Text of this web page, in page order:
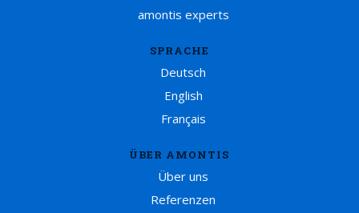
amontis experts
SPRACHE
Deutsch
English
Français
ÜBER AMONTIS
Über uns
Referenzen